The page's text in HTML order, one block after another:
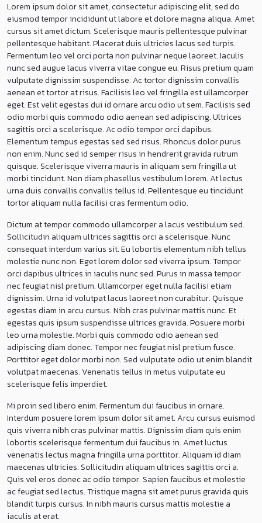
Lorem ipsum dolor sit amet, consectetur adipiscing elit, sed do
eiusmod tempor incididunt ut labore et dolore magna aliqua. Amet
cursus sit amet dictum. Scelerisque mauris pellentesque pulvinar
pellentesque habitant. Placerat duis ultricies lacus sed turpis.
Fermentum leo vel orci porta non pulvinar neque laoreet. Iaculis
nunc sed augue lacus viverra vitae congue eu. Risus pretium quam
vulputate dignissim suspendisse. Ac tortor dignissim convallis
aenean et tortor at risus. Facilisis leo vel fringilla est ullamcorper
eget. Est velit egestas dui id ornare arcu odio ut sem. Facilisis sed
odio morbi quis commodo odio aenean sed adipiscing. Ultrices
sagittis orci a scelerisque. Ac odio tempor orci dapibus.
Elementum tempus egestas sed sed risus. Rhoncus dolor purus
non enim. Nunc sed id semper risus in hendrerit gravida rutrum
quisque. Scelerisque viverra mauris in aliquam sem fringilla ut
morbi tincidunt. Non diam phasellus vestibulum lorem. At lectus
urna duis convallis convallis tellus id. Pellentesque eu tincidunt
tortor aliquam nulla facilisi cras fermentum odio.
Dictum at tempor commodo ullamcorper a lacus vestibulum sed.
Sollicitudin aliquam ultrices sagittis orci a scelerisque. Nunc
consequat interdum varius sit. Eu lobortis elementum nibh tellus
molestie nunc non. Eget lorem dolor sed viverra ipsum. Tempor
orci dapibus ultrices in iaculis nunc sed. Purus in massa tempor
nec feugiat nisl pretium. Ullamcorper eget nulla facilisi etiam
dignissim. Urna id volutpat lacus laoreet non curabitur. Quisque
egestas diam in arcu cursus. Nibh cras pulvinar mattis nunc. Et
egestas quis ipsum suspendisse ultrices gravida. Posuere morbi
leo urna molestie. Morbi quis commodo odio aenean sed
adipiscing diam donec. Tempor nec feugiat nisl pretium fusce.
Porttitor eget dolor morbi non. Sed vulputate odio ut enim blandit
volutpat maecenas. Venenatis tellus in metus vulputate eu
scelerisque felis imperdiet.
Mi proin sed libero enim. Fermentum dui faucibus in ornare.
Interdum posuere lorem ipsum dolor sit amet. Arcu cursus euismod
quis viverra nibh cras pulvinar mattis. Dignissim diam quis enim
lobortis scelerisque fermentum dui faucibus in. Amet luctus
venenatis lectus magna fringilla urna porttitor. Aliquam id diam
maecenas ultricies. Sollicitudin aliquam ultrices sagittis orci a.
Quis vel eros donec ac odio tempor. Sapien faucibus et molestie
ac feugiat sed lectus. Tristique magna sit amet purus gravida quis
blandit turpis cursus. In nibh mauris cursus mattis molestie a
iaculis at erat.